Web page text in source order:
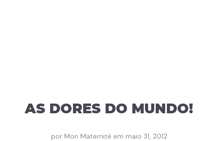
AS DORES DO MUNDO!
por Mon Maternité em maio 31, 2012